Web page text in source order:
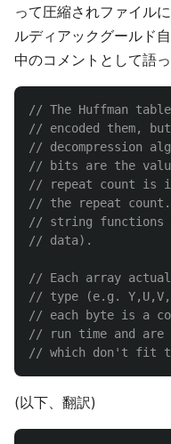
って圧縮されファイル
ルディアックグールド
中のコメントとして語
// The Huffman
// encoded them,
// decompression
// bits are the
// repeat count is
// the repeat
// string functions
// data).
// Each array
// type (e.g. Y,U,V,
// each byte is a
// run time and
// which don't fit
(以下、翻訳)